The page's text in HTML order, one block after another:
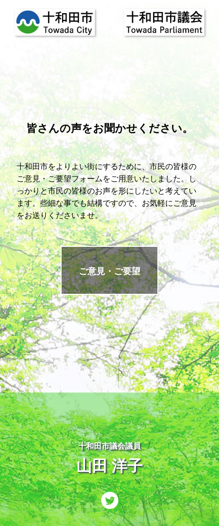
皆さんの声をお聞かせください。
十和田市をよりよい街にするために、市民の皆様の
ご意見・ご要望フォームをご用意いたしました。し
っかりと市民の皆様のお声を形にしたいと考えてい
ます。些細な事でも結構ですので、お気軽にご意見
をお送りくださいませ。
ご意見・ご要望
十和田市議会議員
山田 洋子